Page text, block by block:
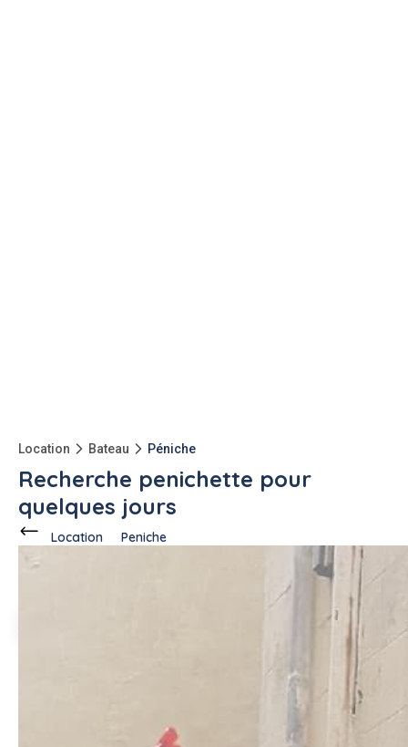
Location Bateau Péniche
Recherche penichette pour
quelques jours
Location Peniche
Ce voisin
1 annonce
Recherche pénichette pour quelques jours de vacances sur
la Saône ou autre rivière, pour inviter mes petits enfants pour